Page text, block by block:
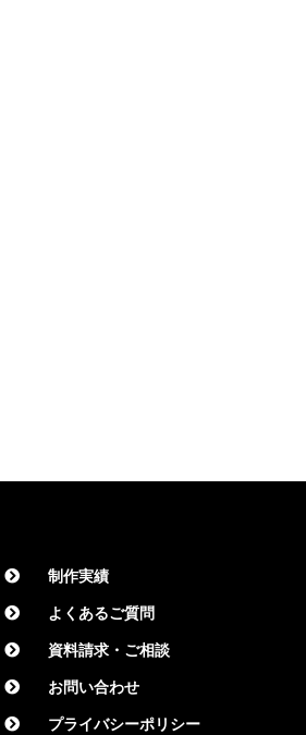
制作実績
よくあるご質問
資料請求・ご相談
お問い合わせ
プライバシーポリシー